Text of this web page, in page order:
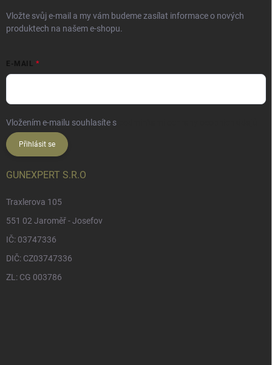
Vložte svůj e-mail a my vám budeme zasílat informace o nových
produktech na našem e-shopu.
E-MAIL
Vložením e-mailu souhlasíte s
Přihlásit se
GUNEXPERT S.R.O
Traxlerova 105
551 02 Jaroměř - Josefov
IČ: 03747336
DIČ: CZ03747336
ZL: CG 003786